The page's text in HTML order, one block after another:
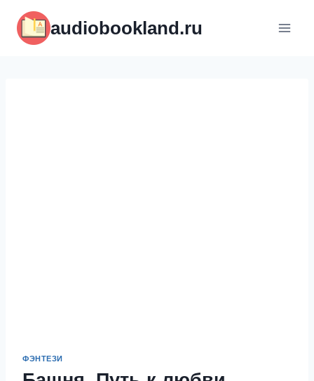
содержимому
audiobookland.ru
ФЭНТЕЗИ